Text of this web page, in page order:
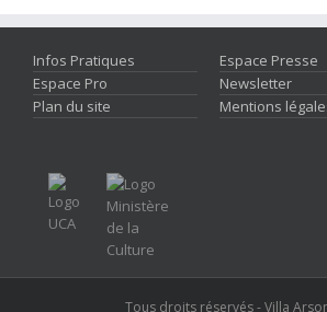
Infos Pratiques
Espace Presse
Espace Pro
Newsletter
Plan du site
Mentions
Tous droits réservés - Villa